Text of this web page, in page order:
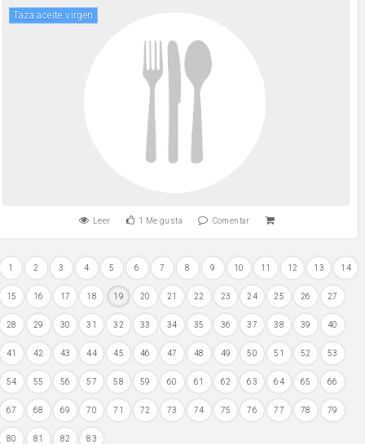
Taza aceite virgen
Leer 1 Me gusta Comentar
1 2 3 4 5 6 7 8 9 10 11 12 13 14
15 16 17 18 19 20 21 22 23 24 25 26 27
28 29 30 31 32 33 34 35 36 37 38 39 40
41 42 43 44 45 46 47 48 49 50 51 52 53
54 55 56 57 58 59 60 61 62 63 64 65 66
67 68 69 70 71 72 73 74 75 76 77 78 79
80 81 82 83